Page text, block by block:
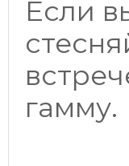
Если
гамму.